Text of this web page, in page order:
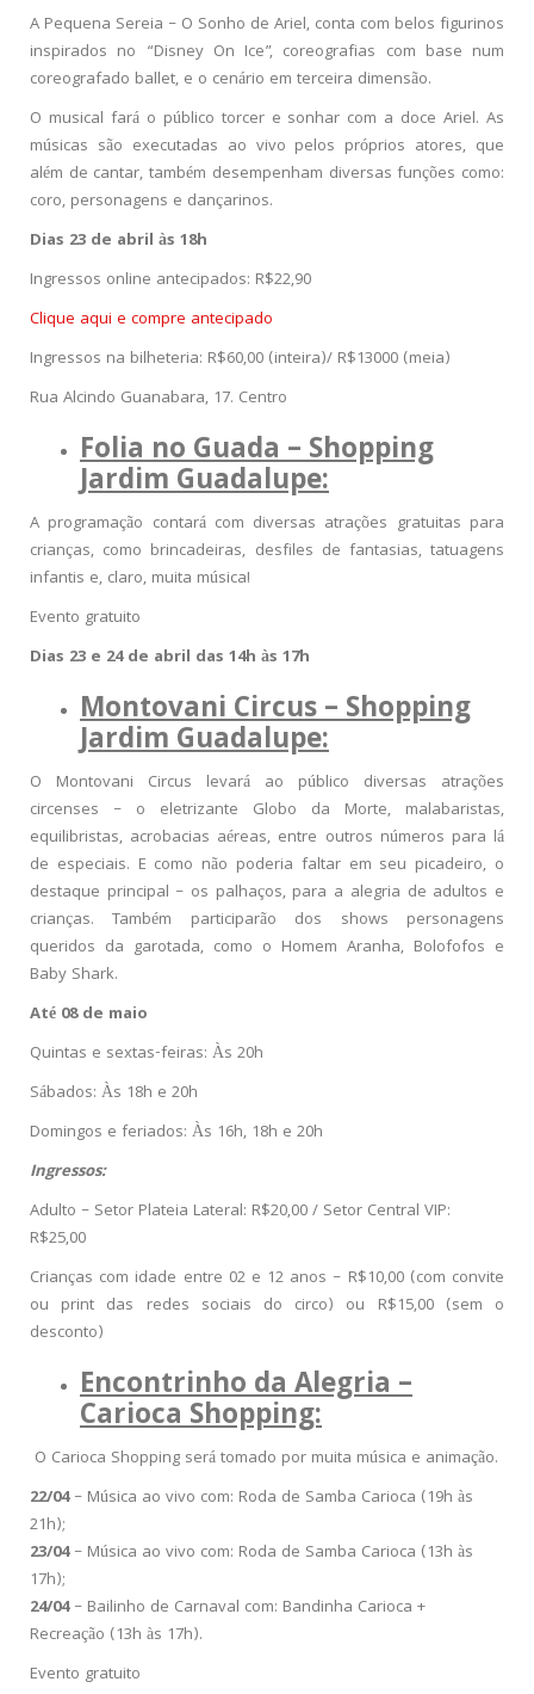
A Pequena Sereia – O Sonho de Ariel, conta com belos figurinos
inspirados no “Disney On Ice”, coreografias com base num
coreografado ballet, e o cenário em terceira dimensão.
O musical fará o público torcer e sonhar com a doce Ariel. As
músicas são executadas ao vivo pelos próprios atores, que
além de cantar, também desempenham diversas funções como:
coro, personagens e dançarinos.
Dias 23 de abril às 18h
Ingressos online antecipados: R$22,90
Clique aqui e compre antecipado
Ingressos na bilheteria: R$60,00 (inteira)/ R$13000 (meia)
Rua Alcindo Guanabara, 17. Centro
Folia no Guada – Shopping
Jardim Guadalupe:
A programação contará com diversas atrações gratuitas para
crianças, como brincadeiras, desfiles de fantasias, tatuagens
infantis e, claro, muita música!
Evento gratuito
Dias 23 e 24 de abril das 14h às 17h
Montovani Circus – Shopping
Jardim Guadalupe:
O Montovani Circus levará ao público diversas atrações
circenses – o eletrizante Globo da Morte, malabaristas,
equilibristas, acrobacias aéreas, entre outros números para lá
de especiais. E como não poderia faltar em seu picadeiro, o
destaque principal – os palhaços, para a alegria de adultos e
crianças. Também participarão dos shows personagens
queridos da garotada, como o Homem Aranha, Bolofofos e
Baby Shark.
Até 08 de maio
Quintas e sextas-feiras: Às 20h
Sábados: Às 18h e 20h
Domingos e feriados: Às 16h, 18h e 20h
Ingressos:
Adulto – Setor Plateia Lateral: R$20,00 / Setor Central VIP:
R$25,00
Crianças com idade entre 02 e 12 anos – R$10,00 (com convite
ou print das redes sociais do circo) ou R$15,00 (sem o
desconto)
Encontrinho da Alegria –
Carioca Shopping:
O Carioca Shopping será tomado por muita música e animação.
22/04– Música ao vivo com: Roda de Samba Carioca (19h às
21h);
23/04– Música ao vivo com: Roda de Samba Carioca (13h às
17h);
24/04– Bailinho de Carnaval com: Bandinha Carioca +
Recreação (13h às 17h).
Evento gratuito